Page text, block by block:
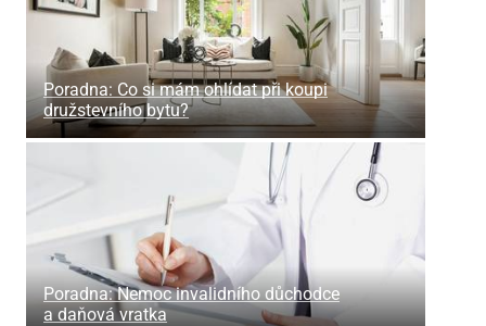
Poradna: Co si mám ohlídat při koupi
družstevního bytu?
Poradna: Nemoc invalidního důchodce
a daňová vratka